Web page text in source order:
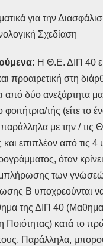
για την
Σχεδίαση
Η Θ.Ε. ΔΙΠ 40
προαιρετική στη
από δύο ανεξάρτητα
φοιτήτρια/τής (είτε το
με την / τις
και επιπλέον από τις 4
όταν κρίνει
των
Β υποχρεούνται
της ΔΙΠ 40
Ποιότητας) κατά το
Παράλληλα,